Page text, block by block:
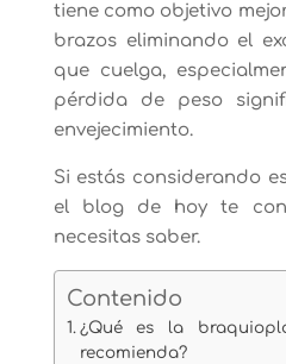
tiene como objetivo
brazos eliminando el
que cuelga,
pérdida de peso
envejecimiento.
Si estás considerando
el blog de hoy te
necesitas saber.
Contenido
¿Qué es la
recomienda?